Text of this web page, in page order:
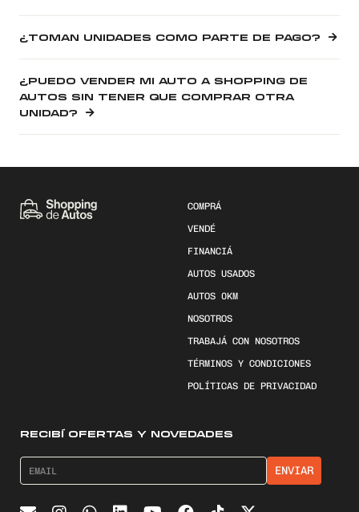
¿TOMAN UNIDADES COMO PARTE DE PAGO?
¿PUEDO VENDER MI AUTO A SHOPPING DE
AUTOS SIN TENER QUE COMPRAR OTRA
UNIDAD?
COMPRÁ
VENDÉ
FINANCIÁ
AUTOS USADOS
AUTOS 0KM
NOSOTROS
TRABAJÁ CON NOSOTROS
TÉRMINOS Y CONDICIONES
POLÍTICAS DE PRIVACIDAD
RECIBÍ OFERTAS Y NOVEDADES